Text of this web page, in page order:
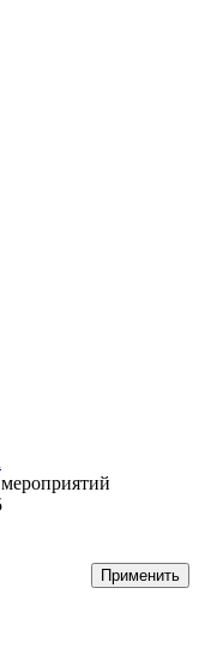
Применить